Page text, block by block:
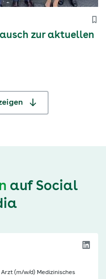
zur aktuellen
auf Social
(m/w/d) Medizinisches